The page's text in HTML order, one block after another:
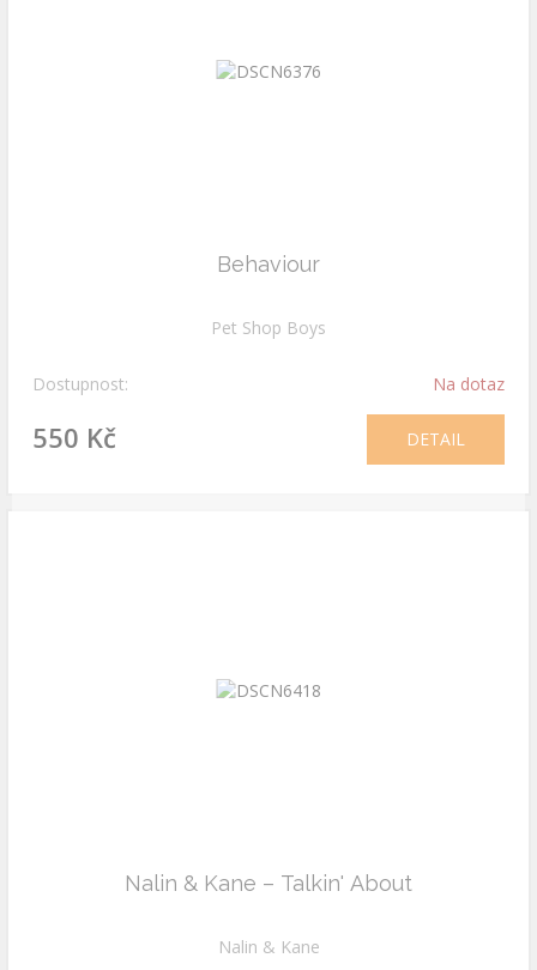
Behaviour
Pet Shop Boys
Dostupnost: Na dotaz
550 Kč DETAIL
Nalin & Kane – Talkin' About
Nalin & Kane